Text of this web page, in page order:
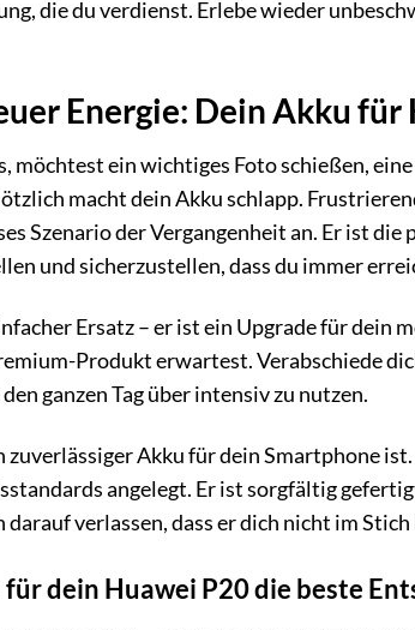
die du verdienst. Erlebe wieder
Energie: Dein Akku
möchtest ein wichtiges Foto schießen,
macht dein Akku schlapp.
Szenario der Vergangenheit an. Er ist
und sicherzustellen, dass du immer
Ersatz – er ist ein Upgrade für dein
Produkt erwartest. Verabschiede
ganzen Tag über intensiv zu nutzen.
Akku für dein Smartphone
angelegt. Er ist sorgfältig
verlassen, dass er dich nicht im
dein Huawei P20 die beste